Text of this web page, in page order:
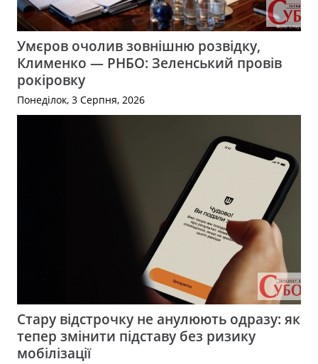
Умєров очолив зовнішню розвідку,
Клименко — РНБО: Зеленський провів
рокіровку
Понеділок, 3 Серпня, 2026
Стару відстрочку не анулюють одразу: як
тепер змінити підставу без ризику
мобілізації